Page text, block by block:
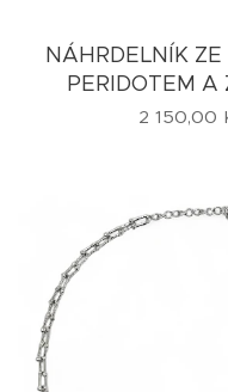
NÁHRDELNÍK ZE
PERIDOTEM A
2 150,00